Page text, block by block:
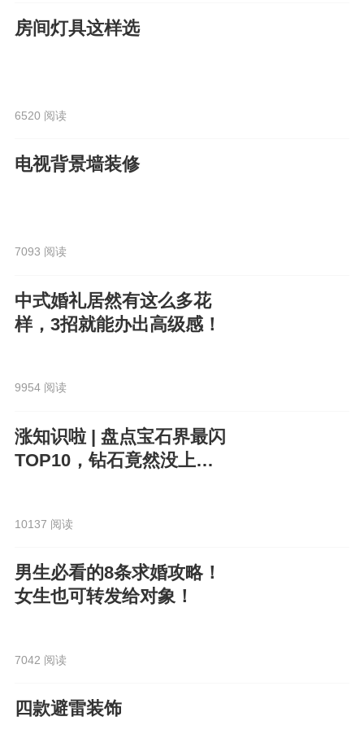
房间灯具这样选
6520 阅读
电视背景墙装修
7093 阅读
中式婚礼居然有这么多花
样，3招就能办出高级感！
9954 阅读
涨知识啦 | 盘点宝石界最闪
TOP10，钻石竟然没上
10137 阅读
男生必看的8条求婚攻略！
女生也可转发给对象！
7042 阅读
四款避雷装饰